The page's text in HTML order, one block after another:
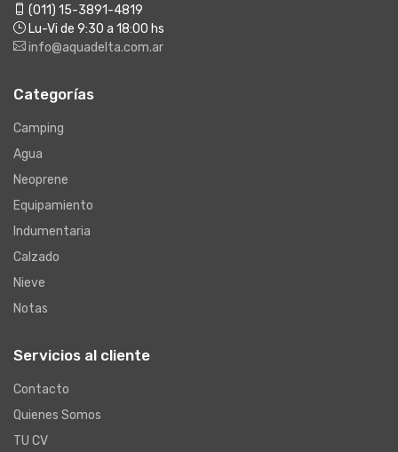
(011) 15-3891-4819
Lu-Vi de 9:30 a 18:00 hs
info@aquadelta.com.ar
Categorías
Camping
Agua
Neoprene
Equipamiento
Indumentaria
Calzado
Nieve
Notas
Servicios al cliente
Contacto
Quienes Somos
TU CV